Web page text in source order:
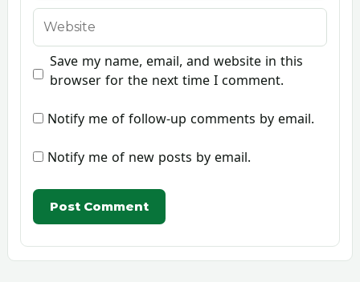
Website
Save my name, email, and website in this
browser for the next time I comment.
Notify me of follow-up comments by email.
Notify me of new posts by email.